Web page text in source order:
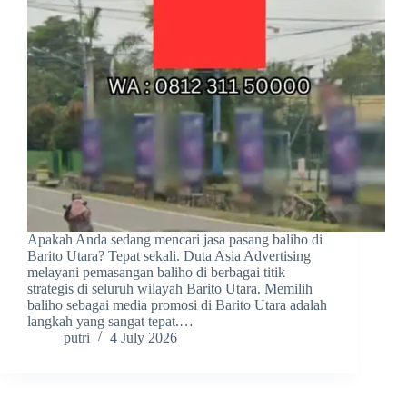
Apakah Anda sedang mencari jasa pasang baliho di
Barito Utara? Tepat sekali. Duta Asia Advertising
melayani pemasangan baliho di berbagai titik
strategis di seluruh wilayah Barito Utara. Memilih
baliho sebagai media promosi di Barito Utara adalah
langkah yang sangat tepat.…
putri
4 July 2026